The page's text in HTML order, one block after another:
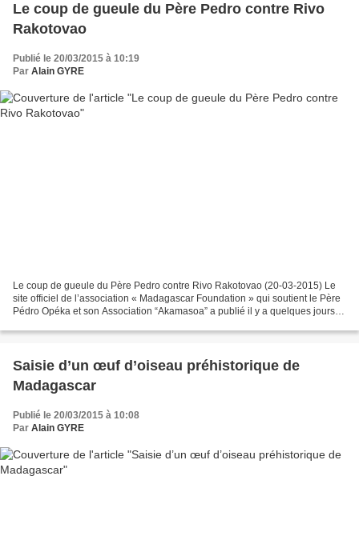
Le coup de gueule du Père Pedro contre Rivo
Rakotovao
Publié le 20/03/2015 à 10:19
Par Alain GYRE
Le coup de gueule du Père Pedro contre Rivo Rakotovao (20-03-2015) Le
site officiel de l’association « Madagascar Foundation » qui soutient le Père
Pédro Opéka et son Association “Akamasoa” a publié il y a quelques jours
Saisie d’un œuf d’oiseau préhistorique de
Madagascar
Publié le 20/03/2015 à 10:08
Par Alain GYRE